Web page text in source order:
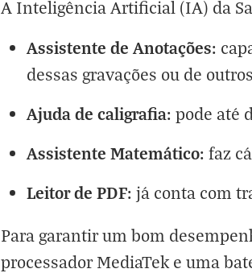
A Inteligência Artificial (IA) da
Assistente de Anotações:
dessas gravações ou de
Ajuda de caligrafia: pode até
Assistente Matemático: faz
Leitor de PDF: já conta com
Para garantir um bom
processador MediaTek e uma